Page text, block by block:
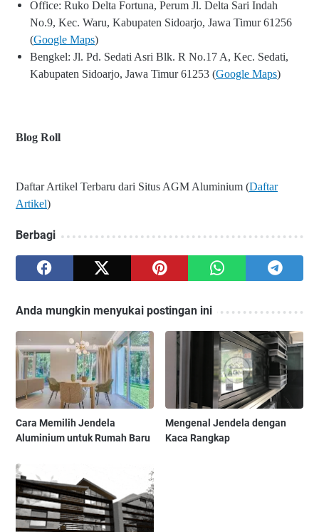
Office: Ruko Delta Fortuna, Perum Jl. Delta Sari Indah
No.9, Kec. Waru, Kabupaten Sidoarjo, Jawa Timur 61256
(Google Maps)
Bengkel: Jl. Pd. Sedati Asri Blk. R No.17 A, Kec. Sedati,
Kabupaten Sidoarjo, Jawa Timur 61253 (Google Maps)
Blog Roll
Daftar Artikel Terbaru dari Situs AGM Aluminium (Daftar
Artikel)
Berbagi
Anda mungkin menyukai postingan ini
Cara Memilih Jendela
Aluminium untuk Rumah Baru
Mengenal Jendela dengan
Kaca Rangkap